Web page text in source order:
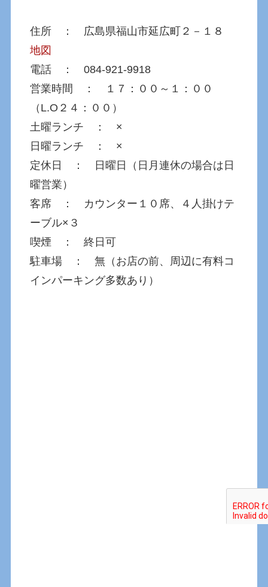
住所 ： 広島県福山市延広町２－１８
地図
電話 ： 084-921-9918
営業時間 ： １７：００～１：００
（L.O２４：００）
土曜ランチ ： ×
日曜ランチ ： ×
定休日 ： 日曜日（日月連休の場合は日
曜営業）
客席 ： カウンター１０席、４人掛けテ
ーブル×３
喫煙 ： 終日可
駐車場 ： 無（お店の前、周辺に有料コ
インパーキング多数あり）